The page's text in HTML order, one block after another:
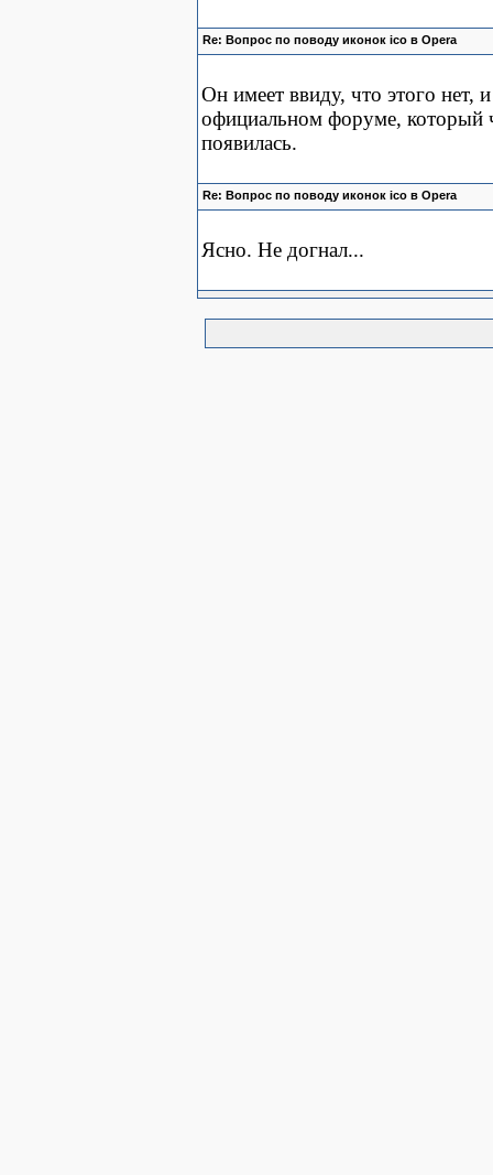
Re: Вопрос по поводу иконок ico в Opera
Он имеет ввиду, что этого нет,
официальном форуме, который
появилась.
Re: Вопрос по поводу иконок ico в Opera
Ясно. Не догнал...